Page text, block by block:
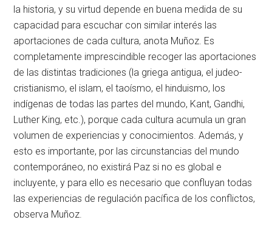
la historia, y su virtud depende en buena medida de su
capacidad para escuchar con similar interés las
aportaciones de cada cultura, anota Muñoz. Es
completamente imprescindible recoger las aportaciones
de las distintas tradiciones (la griega antigua, el judeo-
cristianismo, el islam, el taoísmo, el hinduismo, los
indígenas de todas las partes del mundo, Kant, Gandhi,
Luther King, etc.), porque cada cultura acumula un gran
volumen de experiencias y conocimientos. Además, y
esto es importante, por las circunstancias del mundo
contemporáneo, no existirá Paz si no es global e
incluyente, y para ello es necesario que confluyan todas
las experiencias de regulación pacífica de los conflictos,
observa Muñoz.